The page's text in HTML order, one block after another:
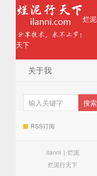
烂
天下
关于我
RSS订阅
ilanni | 烂泥
烂泥行天下